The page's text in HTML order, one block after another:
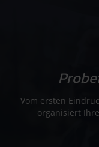
Vom ersten
organisiert